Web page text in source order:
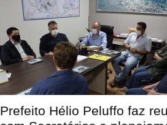
Prefeito Hélio Peluffo faz